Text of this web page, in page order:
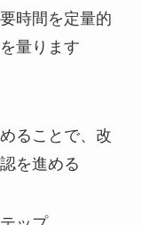
時間を定量的
量ります
ることで、改
を進める